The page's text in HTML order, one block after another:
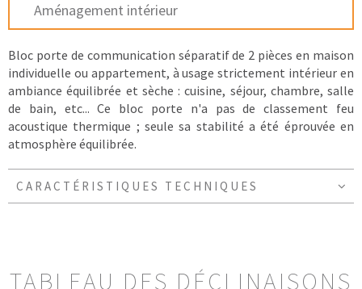
Aménagement intérieur
Bloc porte de communication séparatif de 2 pièces en maison
individuelle ou appartement, à usage strictement intérieur en
ambiance équilibrée et sèche : cuisine, séjour, chambre, salle
de bain, etc... Ce bloc porte n'a pas de classement feu
acoustique thermique ; seule sa stabilité a été éprouvée en
atmosphère équilibrée.
CARACTÉRISTIQUES TECHNIQUES
TABLEAU DES DÉCLINAISONS